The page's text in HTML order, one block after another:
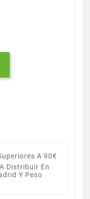
A 90€
Distribuir En
Y Peso